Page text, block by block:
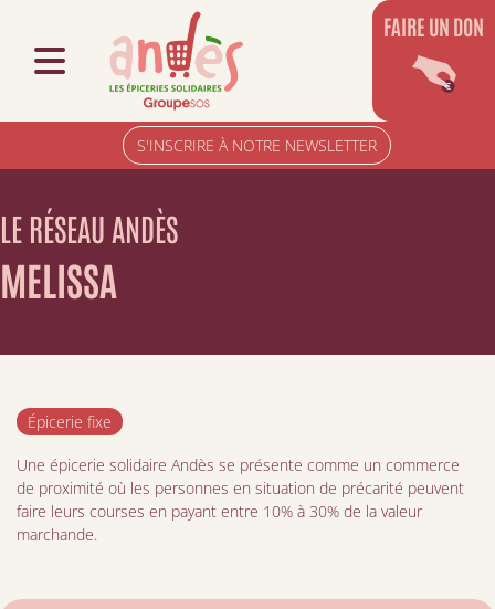
S'INSCRIRE À NOTRE NEWSLETTER
FAIRE UN DON
LE RÉSEAU ANDÈS
MELISSA
Épicerie fixe
Une épicerie solidaire Andès se présente comme un commerce
de proximité où les personnes en situation de précarité peuvent
faire leurs courses en payant entre 10% à 30% de la valeur
marchande.